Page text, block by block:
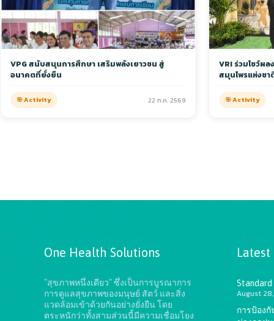
VPG สนับสนุนการศึกษา เสริมพลังเยาวชน สู่
อนาคตที่ยั่งยืน
🎯 Activity 22 ก.ค. 2569
VRI ร่วมโชว์ผ
สมุนไพรแห่งชา
🎯 Activity
One Health Solutions
"สุขภาพหนึ่งเดียว" ซึ่งเป็นการบูรณาการ
การดูแลสุขภาพของมนุษย์ สัตว์ และสิ่ง
แวดล้อมเข้าด้วยกันอย่างยั่งยืนโดย
ตระหนักว่าทั้งสามส่วนนี้มีความเชื่อมโยง
Latest
August
การป้อง